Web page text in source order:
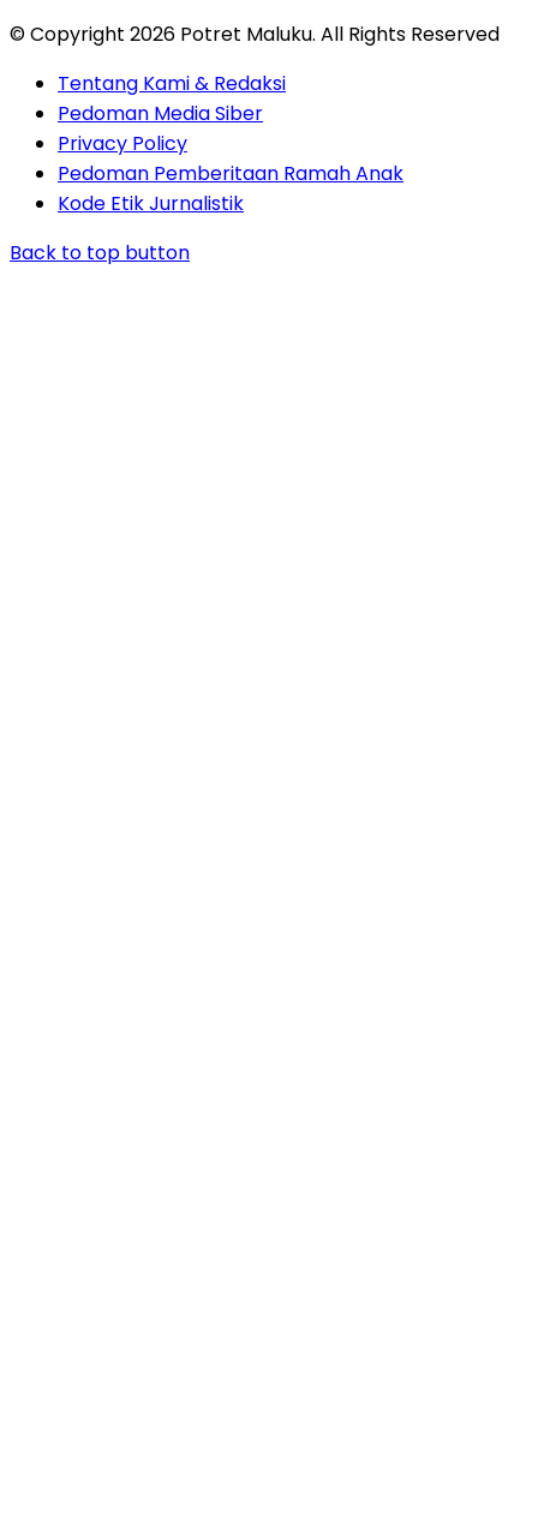
© Copyright 2026 Potret Maluku. All Rights Reserved
Tentang Kami & Redaksi
Pedoman Media Siber
Privacy Policy
Pedoman Pemberitaan Ramah Anak
Kode Etik Jurnalistik
Back to top button